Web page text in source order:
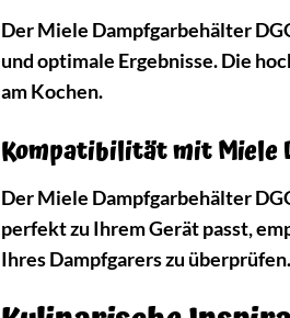
Der Miele Dampfgarbehälter
und optimale Ergebnisse. Die
am Kochen.
Kompatibilität mit Miele
Der Miele Dampfgarbehälter
perfekt zu Ihrem Gerät passt,
Ihres Dampfgarers zu